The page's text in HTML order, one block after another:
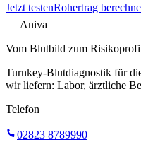
Jetzt testenRohertrag
Aniva
Vom Blutbild zum
Turnkey-Blutdiagnostik für
wir liefern: Labor, ärztliche
Telefon
02823 8789990